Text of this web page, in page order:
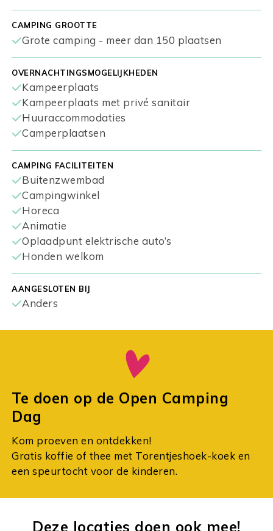
CAMPING GROOTTE
Grote camping - meer dan 150 plaatsen
OVERNACHTINGSMOGELIJKHEDEN
Kampeerplaats
Kampeerplaats met privé sanitair
Huuraccommodaties
Camperplaatsen
CAMPING FACILITEITEN
Buitenzwembad
Campingwinkel
Horeca
Animatie
Oplaadpunt elektrische auto’s
Honden welkom
AANGESLOTEN BIJ
Anders
Te doen op de Open Camping
Dag
Kom proeven en ontdekken!
Gratis koffie of thee met Torentjeshoek-koek en
een speurtocht voor de kinderen.
Deze locaties doen ook mee!